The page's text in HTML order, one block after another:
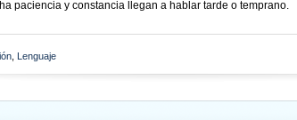
paciencia y constancia llegan a hablar tarde o temprano.
Lenguaje